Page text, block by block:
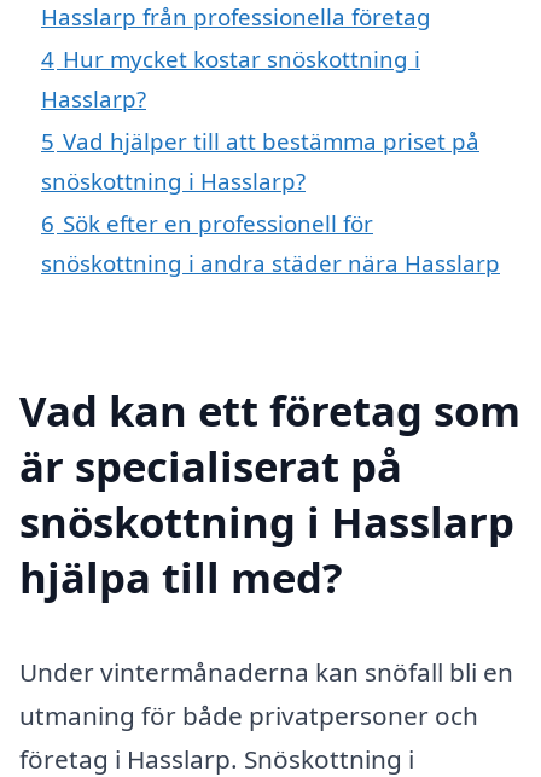
Hasslarp från professionella företag
4 Hur mycket kostar snöskottning i
Hasslarp?
5 Vad hjälper till att bestämma priset på
snöskottning i Hasslarp?
6 Sök efter en professionell för
snöskottning i andra städer nära Hasslarp
Vad kan ett företag som
är specialiserat på
snöskottning i Hasslarp
hjälpa till med?
Under vintermånaderna kan snöfall bli en
utmaning för både privatpersoner och
företag i Hasslarp. Snöskottning i